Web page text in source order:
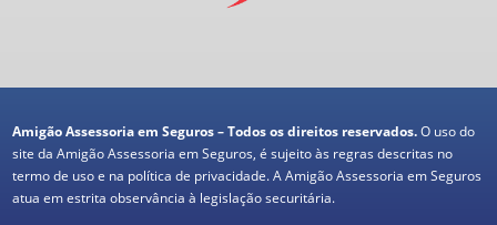
Amigão Assessoria em Seguros – Todos os direitos reservados.O uso do
site da Amigão Assessoria em Seguros, é sujeito às regras descritas no
termo de uso e na política de privacidade. A Amigão Assessoria em Seguros
atua em estrita observância à legislação securitária.